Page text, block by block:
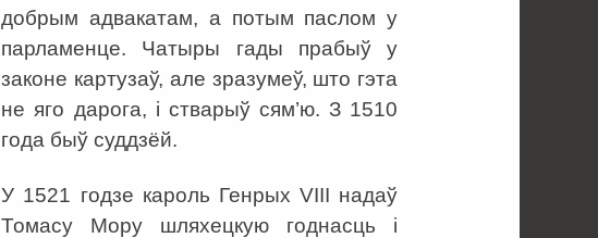
добрым адвакатам, а потым паслом у
парламенце. Чатыры гады прабыў у
законе картузаў, але зразумеў, што гэта
не яго дарога, і стварыў сям’ю. З 1510
года быў суддзёй.
У 1521 годзе кароль Генрых VIII надаў
Томасу Мору шляхецкую годнасць і